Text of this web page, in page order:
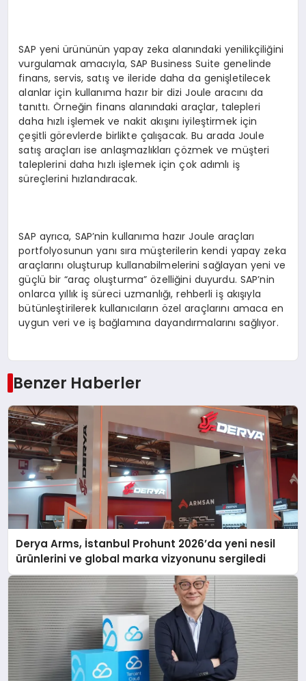
SAP yeni ürününün yapay zeka alanındaki yenilikçiliğini
vurgulamak amacıyla, SAP Business Suite genelinde
finans, servis, satış ve ileride daha da genişletilecek
alanlar için kullanıma hazır bir dizi Joule aracını da
tanıttı. Örneğin finans alanındaki araçlar, talepleri
daha hızlı işlemek ve nakit akışını iyileştirmek için
çeşitli görevlerde birlikte çalışacak. Bu arada Joule
satış araçları ise anlaşmazlıkları çözmek ve müşteri
taleplerini daha hızlı işlemek için çok adımlı iş
süreçlerini hızlandıracak.
SAP ayrıca, SAP’nin kullanıma hazır Joule araçları
portfolyosunun yanı sıra müşterilerin kendi yapay zeka
araçlarını oluşturup kullanabilmelerini sağlayan yeni ve
güçlü bir “araç oluşturma” özelliğini duyurdu. SAP’nin
onlarca yıllık iş süreci uzmanlığı, rehberli iş akışıyla
bütünleştirilerek kullanıcıların özel araçlarını amaca en
uygun veri ve iş bağlamına dayandırmalarını sağlıyor.
Benzer Haberler
Derya Arms, İstanbul Prohunt 2026’da yeni nesil
ürünlerini ve global marka vizyonunu sergiledi